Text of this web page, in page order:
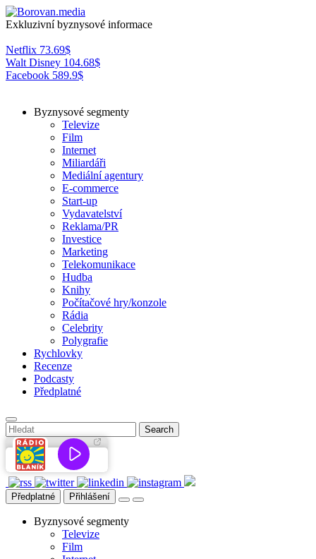
Exkluzivní byznysové informace
Netflix 73.69$
Walt Disney 104.68$
Facebook 589.9$
Byznysové segmenty
Televize
Film
Internet
Miliardáři
Mediální agentury
E-commerce
Start-up
Vydavatelství
Reklama/PR
Investice
Marketing
Telekomunikace
Hudba
Knihy
Počítačové hry/konzole
Rádia
Celebrity
Polygrafie
Rychlovky
Recenze
Podcasty
Předplatné
Předplatné Přihlášení
Byznysové segmenty
Televize
Film